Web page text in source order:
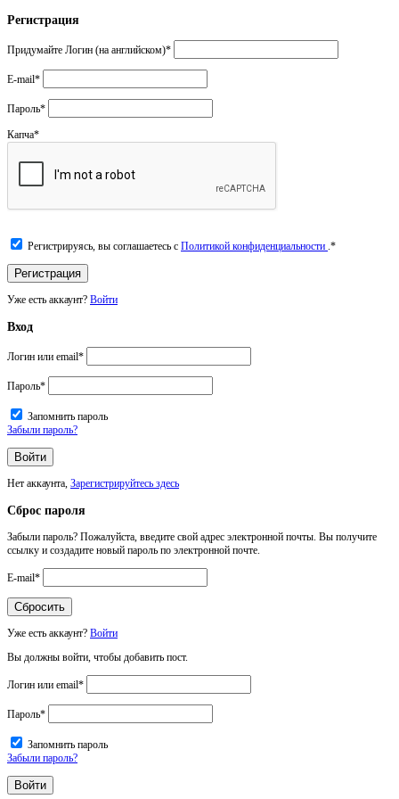
Регистрация
Придумайте Логин (на английском)*
E-mail*
Пароль*
Капча*
Регистрируясь, вы соглашаетесь с Политикой конфиденциальности .*
Уже есть аккаунт? Войти
Вход
Логин или email*
Пароль*
Запомнить пароль
Забыли пароль?
Нет аккаунта, Зарегистрируйтесь здесь
Сброс пароля
Забыли пароль? Пожалуйста, введите свой адрес электронной почты. Вы получите
ссылку и создадите новый пароль по электронной почте.
E-mail*
Уже есть аккаунт? Войти
Вы должны войти, чтобы добавить пост.
Логин или email*
Пароль*
Запомнить пароль
Забыли пароль?